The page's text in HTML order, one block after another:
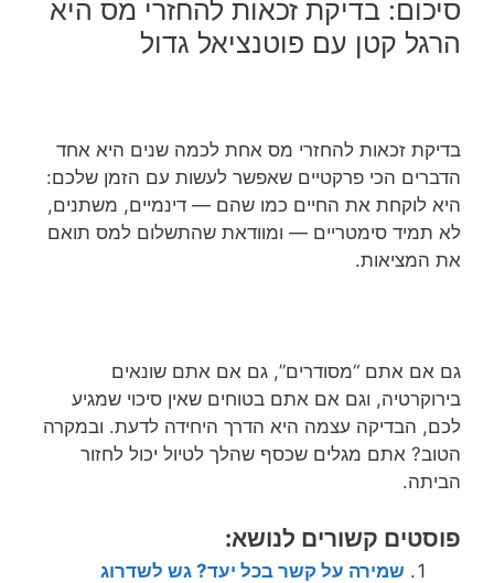
סיכום: בדיקת זכאות להחזרי מס היא
הרגל קטן עם פוטנציאל גדול
בדיקת זכאות להחזרי מס אחת לכמה שנים היא אחד
הדברים הכי פרקטיים שאפשר לעשות עם הזמן שלכם:
היא לוקחת את החיים כמו שהם — דינמיים, משתנים,
לא תמיד סימטריים — ומוודאת שהתשלום למס תואם
את המציאות.
גם אם אתם “מסודרים”, גם אם אתם שונאים
בירוקרטיה, וגם אם אתם בטוחים שאין סיכוי שמגיע
לכם, הבדיקה עצמה היא הדרך היחידה לדעת. ובמקרה
הטוב? אתם מגלים שכסף שהלך לטיול יכול לחזור
הביתה.
פוסטים קשורים לנושא:
שמירה על קשר בכל יעד? גש לשדרוג